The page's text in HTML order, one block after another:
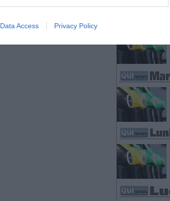
Data Access Privacy Policy